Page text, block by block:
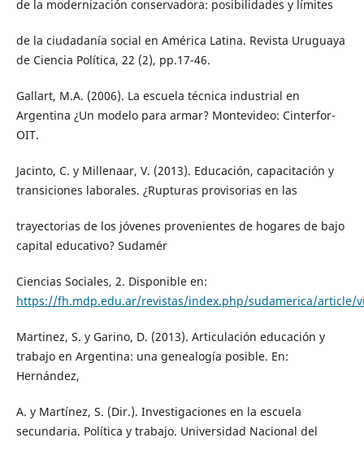
de la modernización conservadora: posibilidades y límites
de la ciudadanía social en América Latina. Revista Uruguaya
de Ciencia Política, 22 (2), pp.17-46.
Gallart, M.A. (2006). La escuela técnica industrial en
Argentina ¿Un modelo para armar? Montevideo: Cinterfor-
OIT.
Jacinto, C. y Millenaar, V. (2013). Educación, capacitación y
transiciones laborales. ¿Rupturas provisorias en las
trayectorias de los jóvenes provenientes de hogares de bajo
capital educativo? Sudamér
Ciencias Sociales, 2. Disponible en:
https://fh.mdp.edu.ar/revistas/index.php/sudamerica/article/
Martinez, S. y Garino, D. (2013). Articulación educación y
trabajo en Argentina: una genealogía posible. En:
Hernández,
A. y Martínez, S. (Dir.). Investigaciones en la escuela
secundaria. Política y trabajo. Universidad Nacional del